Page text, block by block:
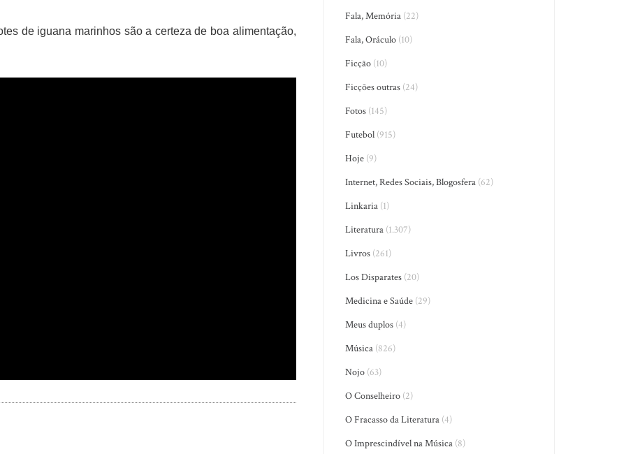
de iguana marinhos são a certeza de boa alimentação,
Fala, Memória (22)
Fala, Oráculo (10)
Ficção (10)
Ficções outras (24)
Fotos (145)
Futebol (915)
Hoje (9)
Internet, Redes Sociais, Blogosfera (62)
Linkaria (1)
Literatura (1.307)
Livros (261)
Los Disparates (20)
Medicina e Saúde (29)
Meus duplos (4)
Música (826)
Nojo (63)
O Conselheiro (2)
O Fracasso da Literatura (4)
O Imprescindível na Música (8)